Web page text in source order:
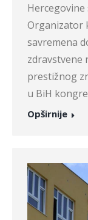
Organizator
savremena
zdravstvene
prestižnog
u BiH
Opširnije